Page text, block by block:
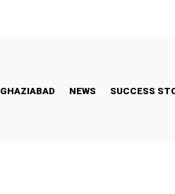
GHAZIABAD NEWS SUCCESS